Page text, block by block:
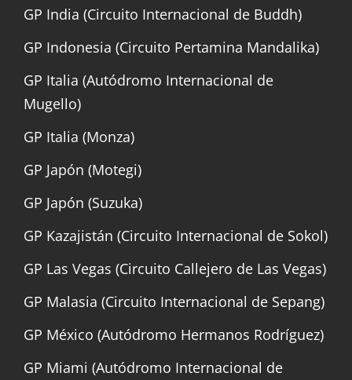
GP India (Circuito Internacional de Buddh)
GP Indonesia (Circuito Pertamina Mandalika)
GP Italia (Autódromo Internacional de
Mugello)
GP Italia (Monza)
GP Japón (Motegi)
GP Japón (Suzuka)
GP Kazajistán (Circuito Internacional de Sokol)
GP Las Vegas (Circuito Callejero de Las Vegas)
GP Malasia (Circuito Internacional de Sepang)
GP México (Autódromo Hermanos Rodríguez)
GP Miami (Autódromo Internacional de